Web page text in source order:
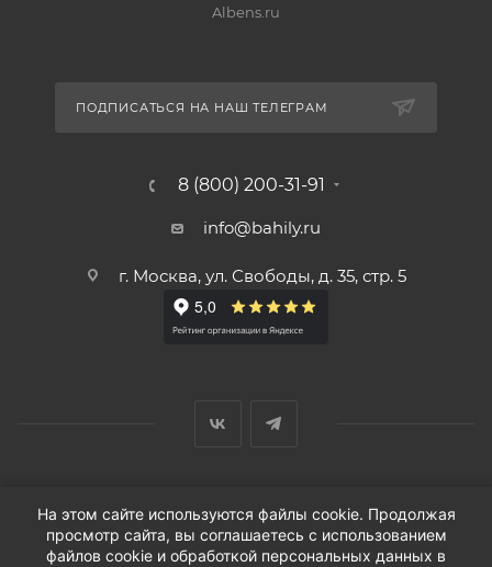
Albens.ru
ПОДПИСАТЬСЯ НА НАШ ТЕЛЕГРАМ
8 (800) 200-31-91
info@bahily.ru
г. Москва, ул. Свободы, д. 35, стр. 5
© ООО «Вендорс», 1999-2026 г.
На этом сайте используются файлы cookie. Продолжая
просмотр сайта, вы соглашаетесь с использованием
файлов cookie и обработкой персональных данных в